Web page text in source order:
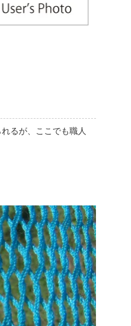
るが、ここでも職人